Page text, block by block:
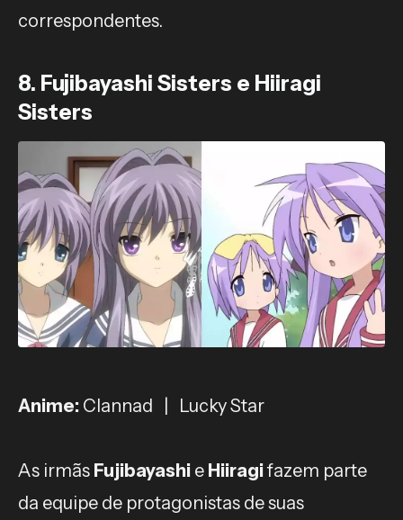
correspondentes.
8. Fujibayashi Sisters e Hiiragi
Sisters
Anime: Clannad | Lucky Star
As irmãs Fujibayashi e Hiiragifazem parte
da equipe de protagonistas de suas